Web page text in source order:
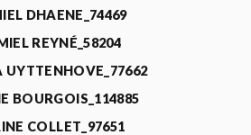
DHAENE_74469
REYNÉ_58204
UYTTENHOVE_77662
BOURGOIS_114885
COLLET_97651